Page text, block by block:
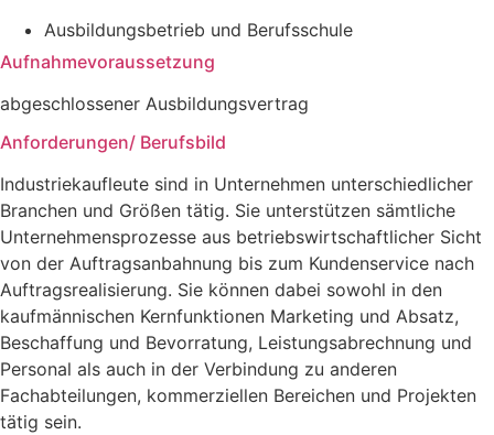
Ausbildungsbetrieb und Berufsschule
Aufnahmevoraussetzung
abgeschlossener Ausbildungsvertrag
Anforderungen/ Berufsbild
Industriekaufleute sind in Unternehmen unterschiedlicher
Branchen und Größen tätig. Sie unterstützen sämtliche
Unternehmensprozesse aus betriebswirtschaftlicher Sicht
von der Auftragsanbahnung bis zum Kundenservice nach
Auftragsrealisierung. Sie können dabei sowohl in den
kaufmännischen Kernfunktionen Marketing und Absatz,
Beschaffung und Bevorratung, Leistungsabrechnung und
Personal als auch in der Verbindung zu anderen
Fachabteilungen, kommerziellen Bereichen und Projekten
tätig sein.